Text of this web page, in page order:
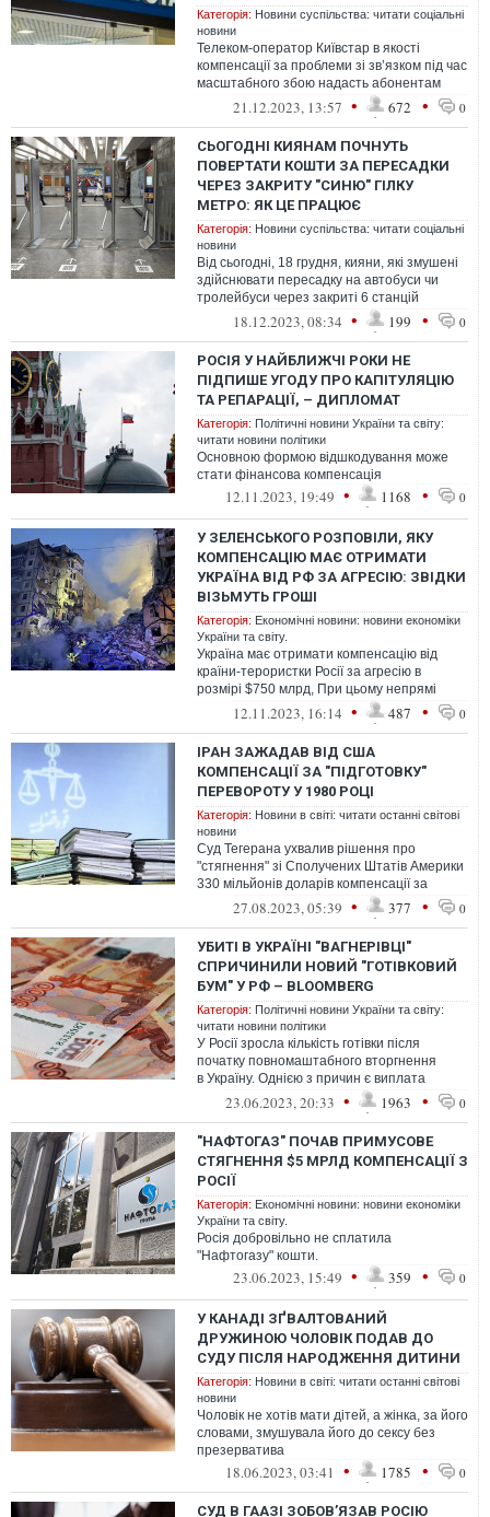
Категорія: Новини суспільства: читати соціальні
новини
Телеком-оператор Київстар в якості
компенсації за проблеми зі зв’язком під час
масштабного збою надасть абонентам
можливість безкоштовного користуванн...
21.12.2023, 13:57 • 672 • 0
СЬОГОДНІ КИЯНАМ ПОЧНУТЬ
ПОВЕРТАТИ КОШТИ ЗА ПЕРЕСАДКИ
ЧЕРЕЗ ЗАКРИТУ "СИНЮ" ГІЛКУ
МЕТРО: ЯК ЦЕ ПРАЦЮЄ
Категорія: Новини суспільства: читати соціальні
новини
Від сьогодні, 18 грудня, кияни, які змушені
здійснювати пересадку на автобуси чи
тролейбуси через закриті 6 станцій
"синьої" гілки метро, отримуватиму...
18.12.2023, 08:34 • 199 • 0
РОСІЯ У НАЙБЛИЖЧІ РОКИ НЕ
ПІДПИШЕ УГОДУ ПРО КАПІТУЛЯЦІЮ
ТА РЕПАРАЦІЇ, – ДИПЛОМАТ
Категорія: Політичні новини України та світу:
читати новини політики
Основною формою відшкодування може
стати фінансова компенсація
12.11.2023, 19:49 • 1168 • 0
У ЗЕЛЕНСЬКОГО РОЗПОВІЛИ, ЯКУ
КОМПЕНСАЦІЮ МАЄ ОТРИМАТИ
УКРАЇНА ВІД РФ ЗА АГРЕСІЮ: ЗВІДКИ
ВІЗЬМУТЬ ГРОШІ
Категорія: Економічні новини: новини економіки
України та світу.
Україна має отримати компенсацію від
країни-терористки Росії за агресію в
розмірі $750 млрд, При цьому непрямі
збитки за всю ту агресію, яку спричинил...
12.11.2023, 16:14 • 487 • 0
ІРАН ЗАЖАДАВ ВІД США
КОМПЕНСАЦІЇ ЗА "ПІДГОТОВКУ"
ПЕРЕВОРОТУ У 1980 РОЦІ
Категорія: Новини в світі: читати останні світові
новини
Суд Тегерана ухвалив рішення про
"стягнення" зі Сполучених Штатів Америки
330 мільйонів доларів компенсації за
"планування перевороту" проти
27.08.2023, 05:39 • 377 • 0
УБИТІ В УКРАЇНІ "ВАГНЕРІВЦІ"
СПРИЧИНИЛИ НОВИЙ "ГОТІВКОВИЙ
БУМ" У РФ – BLOOMBERG
Категорія: Політичні новини України та світу:
читати новини політики
У Росії зросла кількість готівки після
початку повномаштабного вторгнення
в Україну. Однією з причин є виплата
сім'ям загиблих бойовиків з ПВК Вагнера...
23.06.2023, 20:33 • 1963 • 0
"НАФТОГАЗ" ПОЧАВ ПРИМУСОВЕ
СТЯГНЕННЯ $5 МРЛД КОМПЕНСАЦІЇ З
РОСІЇ
Категорія: Економічні новини: новини економіки
України та світу.
Росія добровільно не сплатила
"Нафтогазу" кошти.
23.06.2023, 15:49 • 359 • 0
У КАНАДІ ЗҐВАЛТОВАНИЙ
ДРУЖИНОЮ ЧОЛОВІК ПОДАВ ДО
СУДУ ПІСЛЯ НАРОДЖЕННЯ ДИТИНИ
Категорія: Новини в світі: читати останні світові
новини
Чоловік не хотів мати дітей, а жінка, за його
словами, змушувала його до сексу без
презерватива
18.06.2023, 03:41 • 1785 • 0
СУД В ГААЗІ ЗОБОВ’ЯЗАВ РОСІЮ